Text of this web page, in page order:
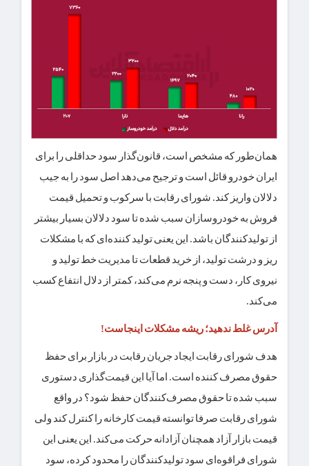
همان‌طور که مشخص است، قانون‌گذار سود حداقلی را برای
ایران خودرو قائل است و ترجیح می‌دهد اصل سود را به جیب
دلالان واریز کند. شورای رقابت با سرکوب و تحمیل قیمت
فروش به خودروسازان سبب شده تا سود دلالان بسیار بیشتر
از تولیدکنندگان باشد. این یعنی تولید کننده‌ای که با مشکلات
ریز و درشت تولید، از خرید قطعات تا مدیریت خط تولید و
نیروی کار، دست و پنجه نرم می‌کند، کمتر از دلال انتفاع کسب
می‌کند.
آدرس غلط ندهید؛ ریشه مشکلات اینجاست!
هدف شورای رقابت ایجاد جریان رقابت در بازار برای حفظ
حقوق مصرف کننده است. اما آیا این قیمت‌گذاری دستوری
سبب شده تا حقوق مصرف‌کنندگان حفظ شود؟ در واقع
شورای رقابت صرفا توانسته قیمت کارخانه را کنترل کند ولی
قیمت بازار آزاد همچنان آزادانه حرکت می‌کند. این یعنی این
شورای فراقوه‌ای سود تولیدکنندگان را محدود کرده، سود